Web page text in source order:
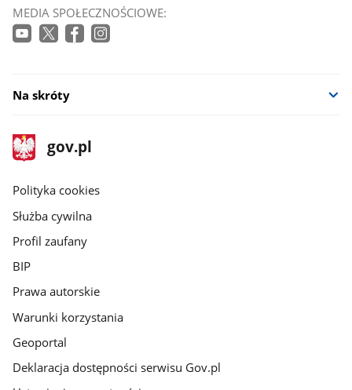
MEDIA SPOŁECZNOŚCIOWE:
Na skróty
stopka
gov.pl
Strona
gov.pl
gov.pl
Polityka cookies
Służba cywilna
Profil zaufany
BIP
Prawa autorskie
Warunki korzystania
Geoportal
Deklaracja dostępności serwisu Gov.pl